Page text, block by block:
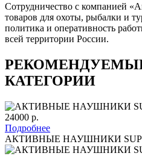
Сотрудничество с компанией
товаров для охоты, рыбалки и
политика и оперативность
всей территории России.
КАТЕГОРИИ
24000 р.
Подробнее
АКТИВНЫЕ НАУШНИКИ